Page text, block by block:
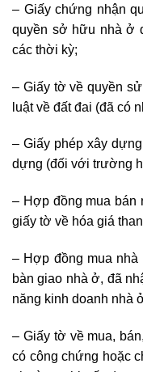
– Giấy chứng nhận
quyền sở hữu nhà ở
các thời kỳ;
– Giấy tờ về quyền
luật về đất đai (đã có
– Giấy phép xây
dựng (đối với trường
– Hợp đồng mua
giấy tờ về hóa giá
– Hợp đồng mua
bàn giao nhà ở, đã
năng kinh doanh nhà
– Giấy tờ về mua,
có công chứng hoặc